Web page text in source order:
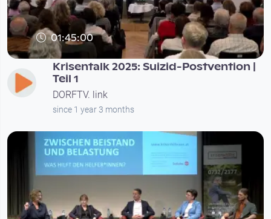
01:45:00
Krisentalk 2025: Suizid-Postvention |
Teil 1
DORFTV. link
since 1 year 3 months